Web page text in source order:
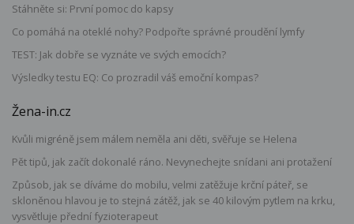
Stáhněte si: První pomoc do kapsy
Co pomáhá na oteklé nohy? Podpořte správné proudění lymfy
TEST: Jak dobře se vyznáte ve svých emocích?
Výsledky testu EQ: Co prozradil váš emoční kompas?
Žena-in.cz
Kvůli migréně jsem málem neměla ani děti, svěřuje se Helena
Pět tipů, jak začít dokonalé ráno. Nevynechejte snídani ani protažení
Způsob, jak se díváme do mobilu, velmi zatěžuje krční páteř, se
skloněnou hlavou je to stejná zátěž, jak se 40 kilovým pytlem na krku,
vysvětluje přední fyzioterapeut